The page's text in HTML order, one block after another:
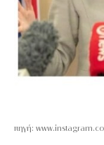
πηγή: